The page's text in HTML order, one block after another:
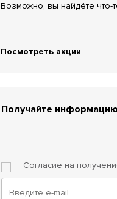
Возможно, вы найдёте что-
Посмотреть акции
Получайте
Согласие на